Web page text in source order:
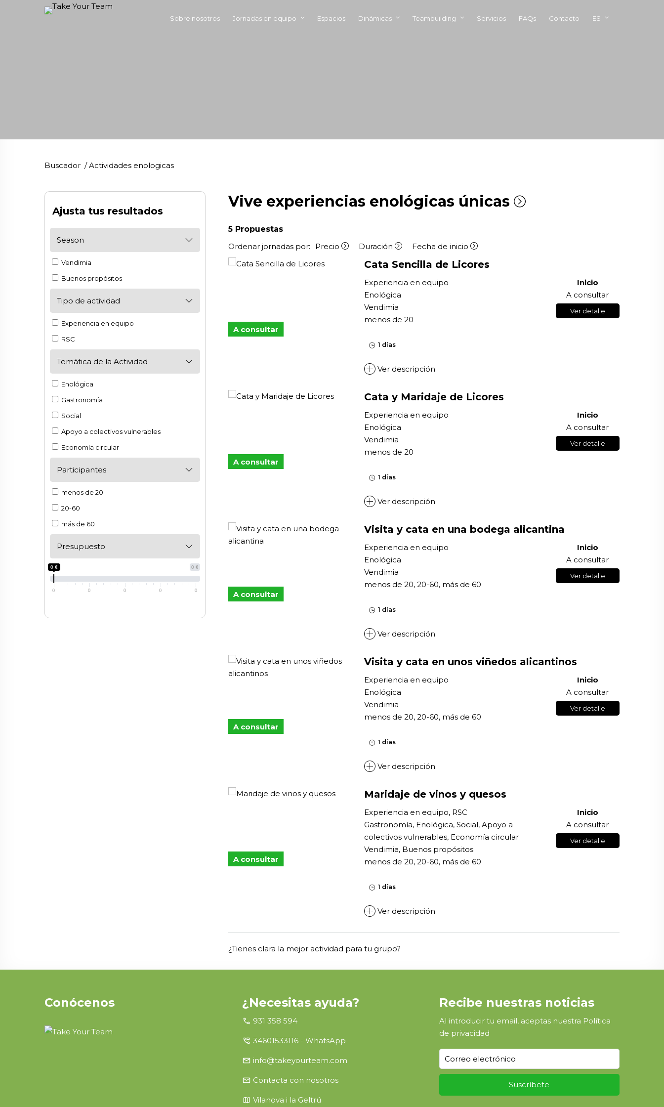
Sobre nosotros Jornadas en equipo Espacios Dinámicas Teambuilding Servicios FAQs Contacto ES
Buscador /Actividades enologicas
Vive experiencias enológicas únicas
5 Propuestas
Ordenar jornadas por:
Precio Duración Fecha de inicio
A consultar
Cata Sencilla de Licores
Experiencia en equipo
Enológica
Vendimia
menos de 20
1 días
Ver descripción
Inicio
A consultar
Ver detalle
A consultar
Cata y Maridaje de Licores
Experiencia en equipo
Enológica
Vendimia
menos de 20
1 días
Ver descripción
Inicio
A consultar
Ver detalle
A consultar
Visita y cata en una bodega alicantina
Experiencia en equipo
Enológica
Vendimia
menos de 20, 20-60, más de 60
1 días
Ver descripción
Inicio
A consultar
Ver detalle
A consultar
Visita y cata en unos viñedos alicantinos
Experiencia en equipo
Enológica
Vendimia
menos de 20, 20-60, más de 60
1 días
Ver descripción
Inicio
A consultar
Ver detalle
A consultar
Maridaje de vinos y quesos
Experiencia en equipo, RSC
Gastronomía, Enológica, Social, Apoyo a
colectivos vulnerables, Economía circular
Vendimia, Buenos propósitos
menos de 20, 20-60, más de 60
1 días
Ver descripción
Inicio
A consultar
Ver detalle
¿Tienes clara la mejor actividad para tu grupo?
Ajusta tus resultados
Season
Vendimia
Buenos propósitos
Tipo de actividad
Experiencia en equipo
RSC
Temática de la Actividad
Enológica
Gastronomía
Social
Apoyo a colectivos vulnerables
Economía circular
Participantes
menos de 20
20-60
más de 60
Presupuesto
0 €
0 €
0 0 0 0 0
Conócenos ¿Necesitas ayuda?
call 931 358 594
perm_phone_msg 34601533116 - WhatsApp
email info@takeyourteam.com
email Contacta con nosotros
map Vilanova i la Geltrú
Recibe nuestras noticias
Al introducir tu email, aceptas nuestra Política
de privacidad